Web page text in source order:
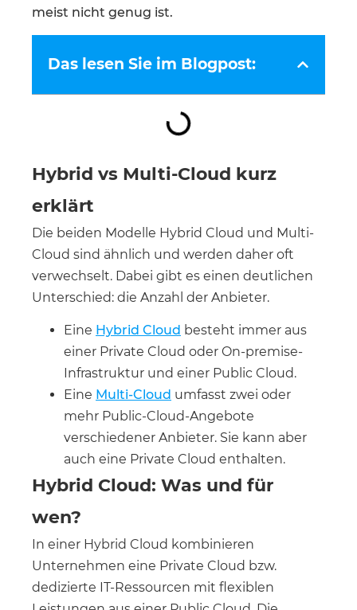
meist nicht genug ist.
Das lesen Sie im Blogpost:
Hybrid vs Multi-Cloud kurz
erklärt
Die beiden Modelle Hybrid Cloud und Multi-
Cloud sind ähnlich und werden daher oft
verwechselt. Dabei gibt es einen deutlichen
Unterschied: die Anzahl der Anbieter.
Eine Hybrid Cloud besteht immer aus
einer Private Cloud oder On-premise-
Infrastruktur und einer Public Cloud.
Eine Multi-Cloud umfasst zwei oder
mehr Public-Cloud-Angebote
verschiedener Anbieter. Sie kann aber
auch eine Private Cloud enthalten.
Hybrid Cloud: Was und für
wen?
In einer Hybrid Cloud kombinieren
Unternehmen eine Private Cloud bzw.
dedizierte IT-Ressourcen mit flexiblen